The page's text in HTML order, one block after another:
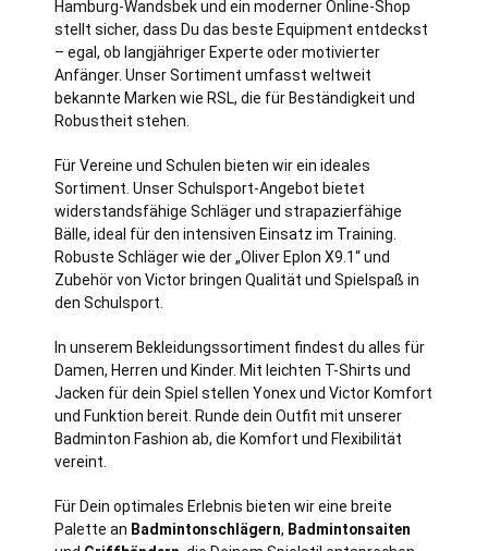
Hamburg-Wandsbek und ein moderner Online-Shop
stellt sicher, dass Du das beste Equipment entdeckst
– egal, ob langjähriger Experte oder motivierter
Anfänger. Unser Sortiment umfasst weltweit
bekannte Marken wie RSL, die für Beständigkeit und
Robustheit stehen.
Für Vereine und Schulen bieten wir ein ideales
Sortiment. Unser Schulsport-Angebot bietet
widerstandsfähige Schläger und strapazierfähige
Bälle, ideal für den intensiven Einsatz im Training.
Robuste Schläger wie der „Oliver Eplon X9.1“ und
Zubehör von Victor bringen Qualität und Spielspaß in
den Schulsport.
In unserem Bekleidungssortiment findest du alles für
Damen, Herren und Kinder. Mit leichten T-Shirts und
Jacken für dein Spiel stellen Yonex und Victor Komfort
und Funktion bereit. Runde dein Outfit mit unserer
Badminton Fashion ab, die Komfort und Flexibilität
vereint.
Für Dein optimales Erlebnis bieten wir eine breite
Palette an Badmintonschlägern, Badmintonsaiten